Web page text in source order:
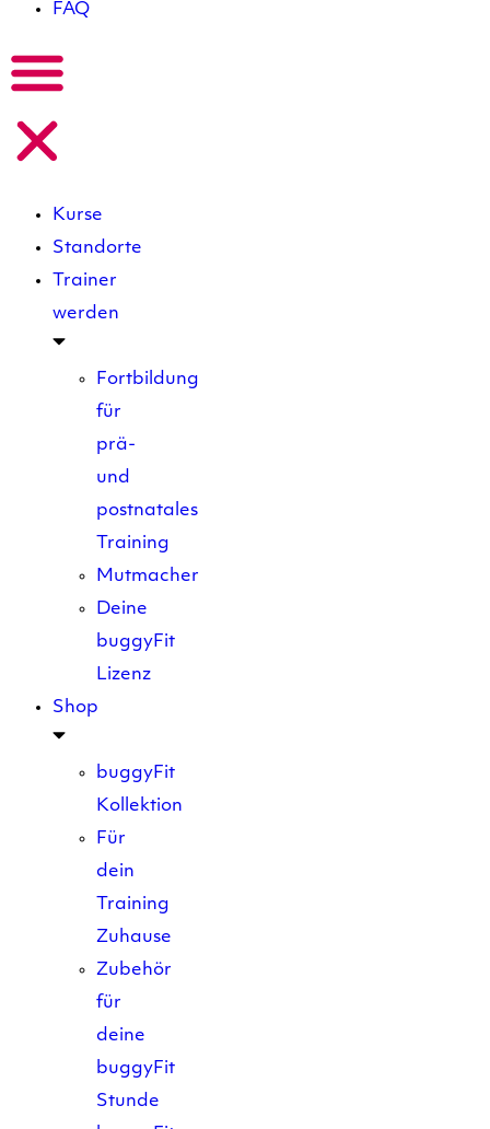
FAQ
Kurse
Standorte
Trainer
werden
Fortbildung
für
prä-
und
postnatales
Training
Mutmacher
Deine
buggyFit
Lizenz
Shop
buggyFit
Kollektion
Für
dein
Training
Zuhause
Zubehör
für
deine
buggyFit
Stunde